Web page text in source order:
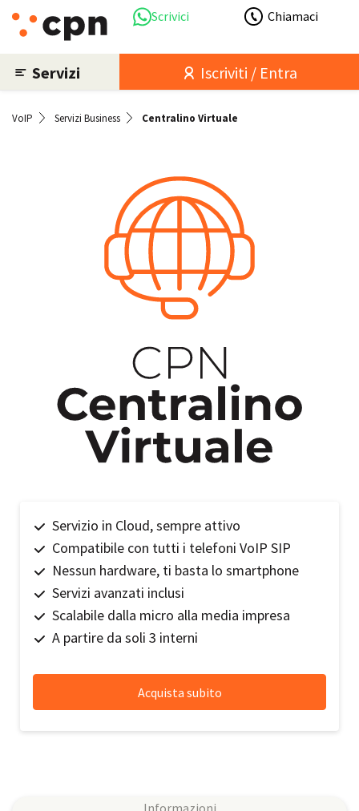
Scrivici Chiamaci
Servizi Iscriviti / Entra
VoIP Servizi Business Centralino Virtuale
Servizio in Cloud, sempre attivo
Compatibile con tutti i telefoni VoIP SIP
Nessun hardware, ti basta lo smartphone
Servizi avanzati inclusi
Scalabile dalla micro alla media impresa
A partire da soli 3 interni
Informazioni